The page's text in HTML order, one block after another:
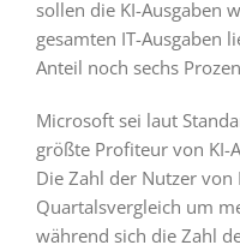
sollen die KI-Ausgaben
gesamten IT-Ausgaben
Anteil noch sechs
Microsoft sei laut
größte Profiteur von KI-
Die Zahl der Nutzer
Quartalsvergleich um
während sich die Zahl